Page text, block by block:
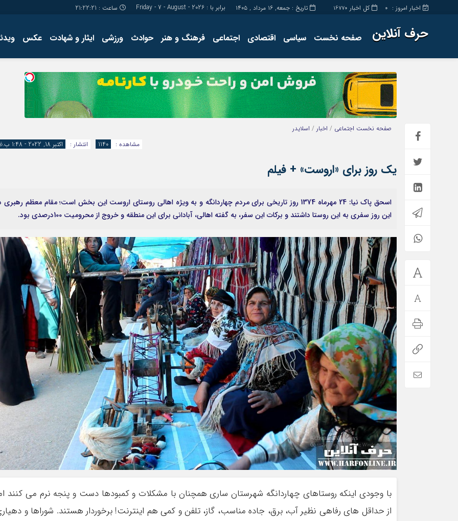
کل اخبار 16770 اخبار امروز : 0 تاریخ : جمعه, ۱۶ مرداد , ۱۴۰۵ برابر با : Friday - 7 - August - 2026 ساعت : 21:22:22
حرف آنلاین صفحه نخست سیاسی اقتصادی اجتماعی فرهنگ و هنر حوادث ورزشی ایثار و شهادت عکس
کارگاه
تولید
مجله ای
صفحه نخست اجتماعی / اخبار / اسلایدر
انتشار :
اکتبر 18, 2022 - 1:48 ب.ظ مشاهده : 1140
یک روز برای «اروست» + فیلم
اسحق پاک نیا: 24 مهرماه 1374 روز تاریخی برای مردم چهاردانگه و به ویژه اهالی روستای اروست این بخش است؛ مقام معظم رهبری
این روز سفری به این روستا داشتند و برکات این سفر، به گفته اهالی، آبادانی برای این منطقه و خروج از محرومیت 100درصدی بود.
با وجودی اینکه روستاهای چهاردانگه شهرستان ساری همچنان با مشکلات و کمبودها دست و پنجه نرم می کنند
از حداقل های رفاهی نظیر آب، برق، جاده مناسب، گاز، تلفن و کمی هم اینترنت! برخوردار هستند. شوراها و